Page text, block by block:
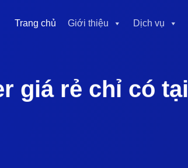
Trang chủ Giới thiệu Dịch vụ
giá rẻ chỉ có tại